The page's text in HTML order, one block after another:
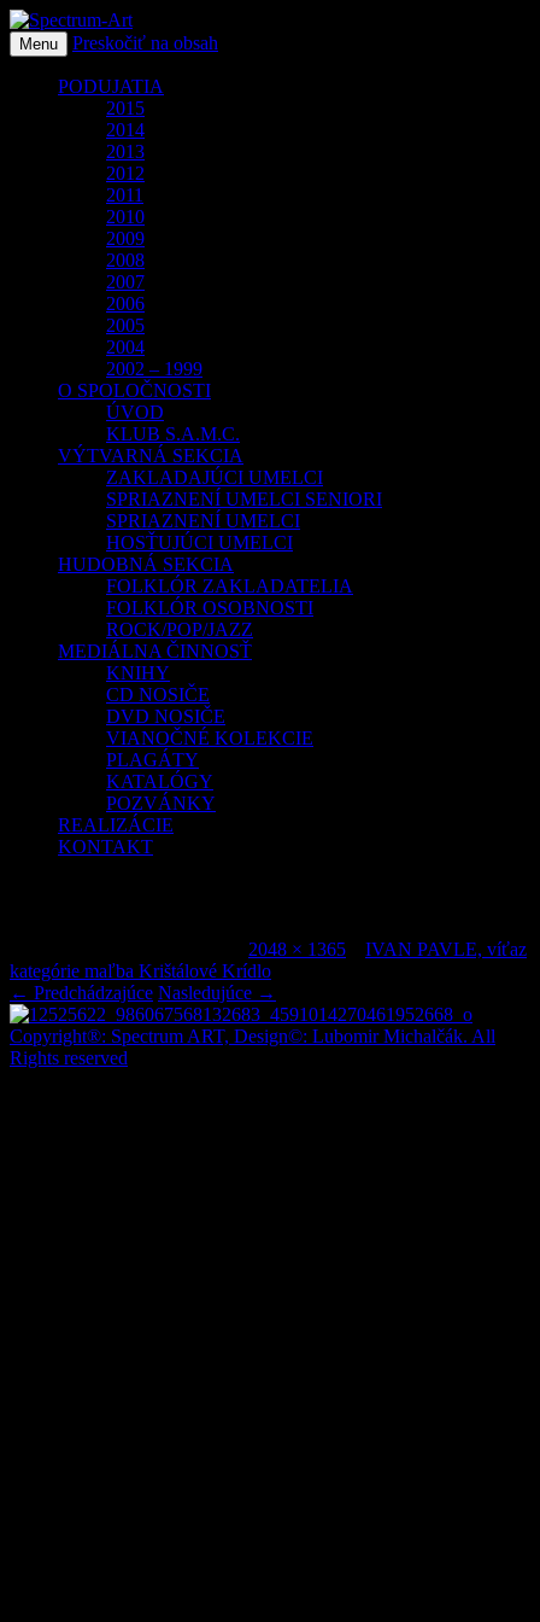
Spectrum-Art
O spoločnosti Spectrum Art
Menu Preskočiť na obsah
PODUJATIA
2015
2014
2013
2012
2011
2010
2009
2008
2007
2006
2005
2004
2002 – 1999
O SPOLOČNOSTI
ÚVOD
KLUB S.A.M.C.
VÝTVARNÁ SEKCIA
ZAKLADAJÚCI UMELCI
SPRIAZNENÍ UMELCI SENIORI
SPRIAZNENÍ UMELCI
HOSŤUJÚCI UMELCI
HUDOBNÁ SEKCIA
FOLKLÓR ZAKLADATELIA
FOLKLÓR OSOBNOSTI
ROCK/POP/JAZZ
MEDIÁLNA ČINNOSŤ
KNIHY
CD NOSIČE
DVD NOSIČE
VIANOČNÉ KOLEKCIE
PLAGÁTY
KATALÓGY
POZVÁNKY
REALIZÁCIE
KONTAKT
2048 × 1365
IVAN PAVLE, víťaz
kategórie maľba Krištálové Krídlo
← Predchádzajúce Nasledujúce →
Copyright®: Spectrum ART, Design©: Lubomir Michalčák. All
Rights reserved